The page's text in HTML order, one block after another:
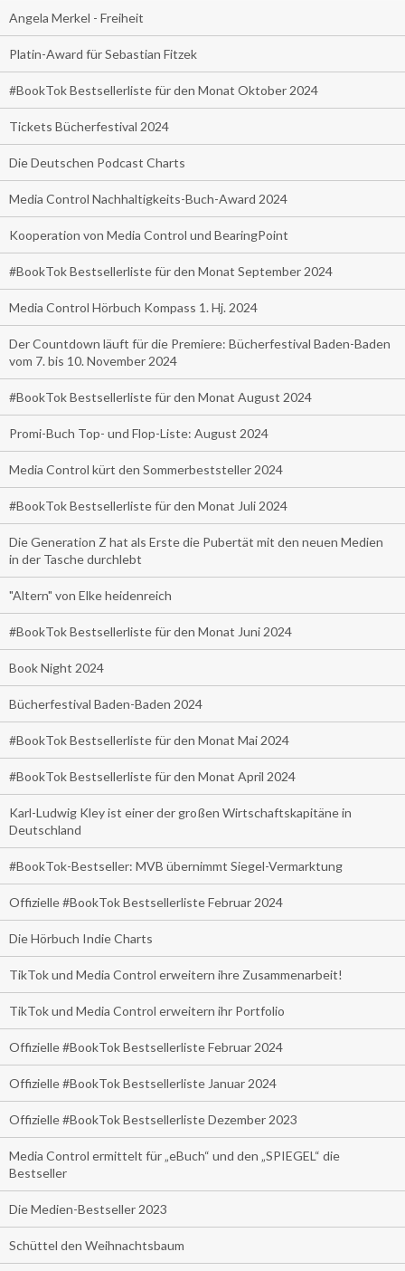
Angela Merkel - Freiheit
Platin-Award für Sebastian Fitzek
#BookTok Bestsellerliste für den Monat Oktober 2024
Tickets Bücherfestival 2024
Die Deutschen Podcast Charts
Media Control Nachhaltigkeits-Buch-Award 2024
Kooperation von Media Control und BearingPoint
#BookTok Bestsellerliste für den Monat September 2024
Media Control Hörbuch Kompass 1. Hj. 2024
Der Countdown läuft für die Premiere: Bücherfestival Baden-Baden
vom 7. bis 10. November 2024
#BookTok Bestsellerliste für den Monat August 2024
Promi-Buch Top- und Flop-Liste: August 2024
Media Control kürt den Sommerbeststeller 2024
#BookTok Bestsellerliste für den Monat Juli 2024
Die Generation Z hat als Erste die Pubertät mit den neuen Medien
in der Tasche durchlebt
"Altern" von Elke heidenreich
#BookTok Bestsellerliste für den Monat Juni 2024
Book Night 2024
Bücherfestival Baden-Baden 2024
#BookTok Bestsellerliste für den Monat Mai 2024
#BookTok Bestsellerliste für den Monat April 2024
Karl-Ludwig Kley ist einer der großen Wirtschaftskapitäne in
Deutschland
#BookTok-Bestseller: MVB übernimmt Siegel-Vermarktung
Offizielle #BookTok Bestsellerliste Februar 2024
Die Hörbuch Indie Charts
TikTok und Media Control erweitern ihre Zusammenarbeit!
TikTok und Media Control erweitern ihr Portfolio
Offizielle #BookTok Bestsellerliste Februar 2024
Offizielle #BookTok Bestsellerliste Januar 2024
Offizielle #BookTok Bestsellerliste Dezember 2023
Media Control ermittelt für „eBuch“ und den „SPIEGEL“ die
Bestseller
Die Medien-Bestseller 2023
Schüttel den Weihnachtsbaum